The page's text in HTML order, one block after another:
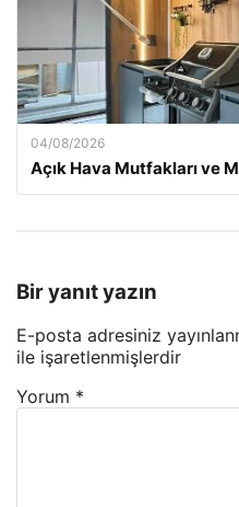
04/08/2026
Açık Hava Mutfakları ve
Bir yanıt yazın
E-posta adresiniz
ile işaretlenmişlerdir
Yorum *